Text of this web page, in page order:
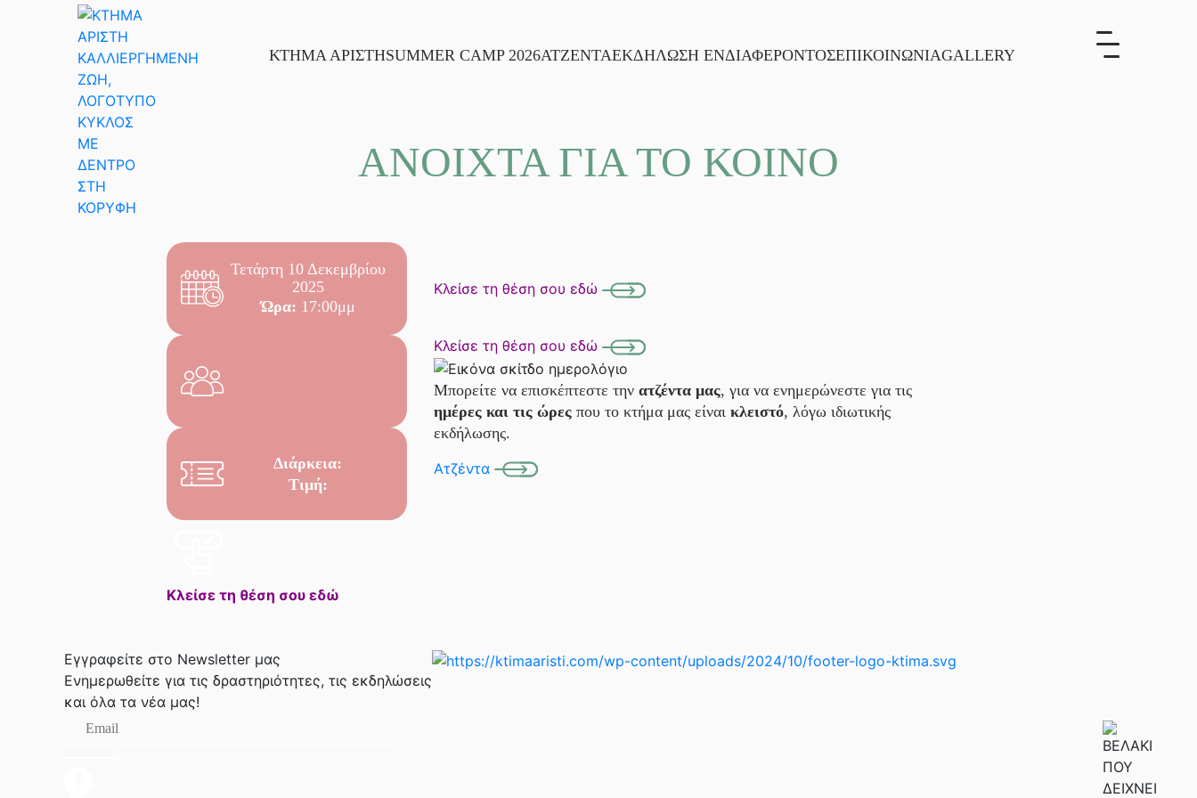
ΚΤΗΜΑ ΑΡΙΣΤΗSUMMER CAMP 2026ΑΤΖΕΝΤΑΕΚΔΗΛΩΣΗ ΕΝΔΙΑΦΕΡΟΝΤΟΣΕΠΙΚΟΙΝΩΝΙΑGALLERY
ΑΝΟΙΧΤΑ ΓΙΑ ΤΟ ΚΟΙΝΟ
Τετάρτη 10 Δεκεμβρίου
2025
Ώρα: 17:00μμ
Διάρκεια:
Τιμή:
Κλείσε τη θέση σου εδώ
Κλείσε τη θέση σου εδώ
Κλείσε τη θέση σου εδώ
Μπορείτε να επισκέπτεστε την ατζέντα μας, για να ενημερώνεστε για τις
ημέρες και τις ώρες που το κτήμα μας είναι κλειστό, λόγω ιδιωτικής
εκδήλωσης.
Ατζέντα
Εγγραφείτε στο Newsletter μας
Ενημερωθείτε για τις δραστηριότητες, τις εκδηλώσεις
και όλα τα νέα μας!